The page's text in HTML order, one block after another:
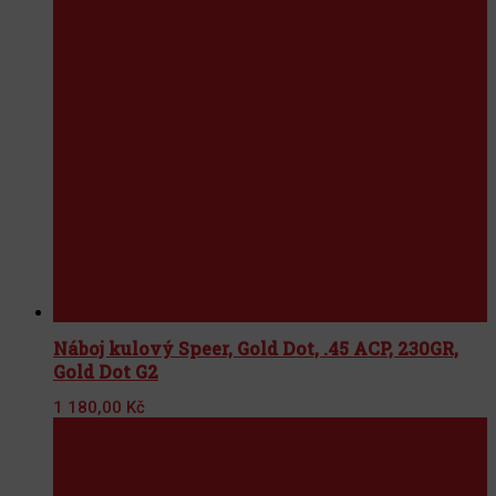
Náboj kulový Speer, Gold Dot, .45 ACP, 230GR,
Gold Dot G2
1 180,00 Kč